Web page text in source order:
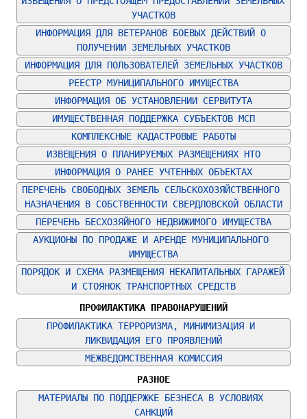
УЧАСТКОВ
ИНФОРМАЦИЯ ДЛЯ ВЕТЕРАНОВ БОЕВЫХ ДЕЙСТВИЙ О
ПОЛУЧЕНИИ ЗЕМЕЛЬНЫХ УЧАСТКОВ
ИНФОРМАЦИЯ ДЛЯ ПОЛЬЗОВАТЕЛЕЙ ЗЕМЕЛЬНЫХ УЧАСТКОВ
РЕЕСТР МУНИЦИПАЛЬНОГО ИМУЩЕСТВА
ИНФОРМАЦИЯ ОБ УСТАНОВЛЕНИИ СЕРВИТУТА
ИМУЩЕСТВЕННАЯ ПОДДЕРЖКА СУБЪЕКТОВ МСП
КОМПЛЕКСНЫЕ КАДАСТРОВЫЕ РАБОТЫ
ИЗВЕЩЕНИЯ О ПЛАНИРУЕМЫХ РАЗМЕЩЕНИЯХ НТО
ИНФОРМАЦИЯ О РАНЕЕ УЧТЕННЫХ ОБЪЕКТАХ
ПЕРЕЧЕНЬ СВОБОДНЫХ ЗЕМЕЛЬ СЕЛЬСКОХОЗЯЙСТВЕННОГО
НАЗНАЧЕНИЯ В СОБСТВЕННОСТИ СВЕРДЛОВСКОЙ ОБЛАСТИ
ПЕРЕЧЕНЬ БЕСХОЗЯЙНОГО НЕДВИЖИМОГО ИМУЩЕСТВА
АУКЦИОНЫ ПО ПРОДАЖЕ И АРЕНДЕ МУНИЦИПАЛЬНОГО
ИМУЩЕСТВА
ПОРЯДОК И СХЕМА РАЗМЕЩЕНИЯ НЕКАПИТАЛЬНЫХ ГАРАЖЕЙ
И СТОЯНОК ТРАНСПОРТНЫХ СРЕДСТВ
ПРОФИЛАКТИКА ПРАВОНАРУШЕНИЙ
ПРОФИЛАКТИКА ТЕРРОРИЗМА, МИНИМИЗАЦИЯ И
ЛИКВИДАЦИЯ ЕГО ПРОЯВЛЕНИЙ
МЕЖВЕДОМСТВЕННАЯ КОМИССИЯ
РАЗНОЕ
МАТЕРИАЛЫ ПО ПОДДЕРЖКЕ БЕЗНЕСА В УСЛОВИЯХ
САНКЦИЙ